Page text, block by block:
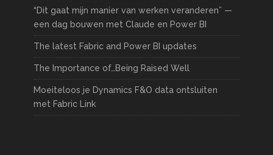
“Dit gaat mijn manier van werken veranderen” —
een dag bouwen met Claude en Power BI
The latest Fabric and Power BI updates
The Importance of…Being Raised Well
Moeiteloos je Dynamics F&O data ontsluiten
met Fabric Link